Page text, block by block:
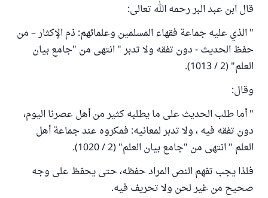
قال ابن عبد البر رحمه الله تعالى:
" الذي عليه جماعة فقهاء المسلمين وعلمائهم: ذم الإكثار – من
حفظ الحديث - دون تفقه ولا تدبر " انتهى من "جامع بيان
العلم" (2 / 1013).
وقال:
" أما طلب الحديث على ما يطلبه كثير من أهل عصرنا اليوم،
دون تفقه فيه ، ولا تدبر لمعانيه: فمكروه عند جماعة أهل
العلم " انتهى من "جامع بيان العلم" (2 / 1020).
فلذا يجب تفهم النص المراد حفظه، حتى يحفظ على وجه
صحيح من غير لحن ولا تحريف فيه.